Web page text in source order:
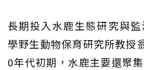
長期投入水鹿生態研究與
學野生動物保育研究所教授
0年代初期，水鹿主要還聚